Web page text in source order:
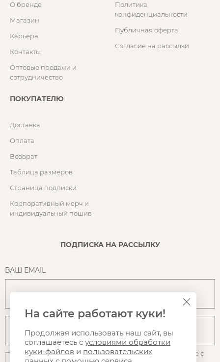
О бренде
Магазин
Карьера
Контакты
Оптовые продажи и
сотрудничество
Политика
конфиденциальности
Публичная оферта
Согласие на рассылки
ПОКУПАТЕЛЮ
Доставка
Оплата
Возврат
Таблица размеров
Страница подписки
Корпоративный мерч и
индивидуальный пошив
ПОДПИСКА НА РАССЫЛКУ
ВАШ EMAIL
Нажимая на кнопку "Подписаться", вы даете согласие с
На сайте работают куки!
Продолжая использовать наш сайт, вы
соглашаетесь с условиями обработки
куки-файлов и пользовательских